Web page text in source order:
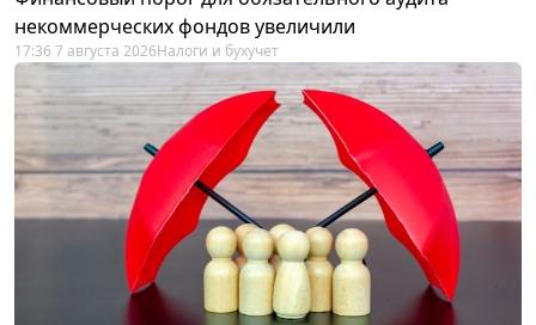
некоммерческих фондов увеличили
17:36 7 августа 2026Налоги и бухучет